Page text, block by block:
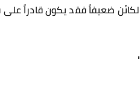
ضعيفاً فقد يكون قادراً